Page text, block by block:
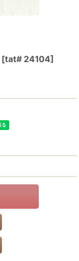
[tat# 24104]